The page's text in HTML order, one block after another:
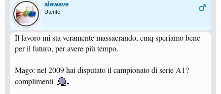
alewave
Utente
Il lavoro mi sta veramente massacrando, cmq speriamo bene
per il futuro, per avere più tempo.
Mago: nel 2009 hai disputato il campionato di serie A1?
complimenti